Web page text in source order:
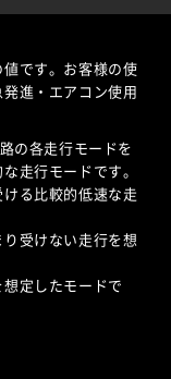
です。お客様の使
進・エアコン使用
の各走行モードを
走行モードです。
る比較的低速な走
受けない走行を想
定したモードで